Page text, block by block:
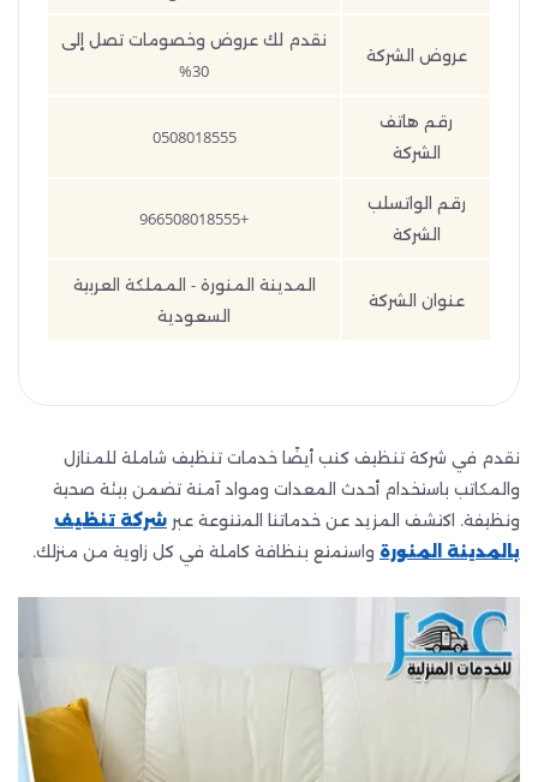
عروض الشركة
نقدم لك عروض وخصومات تصل إلى
30%
رقم هاتف
الشركة
0508018555
رقم الواتسلب
الشركة
+966508018555
عنوان الشركة
المدينة المنورة - المملكة العربية
السعودية
نقدم في شركة تنظيف كنب أيضًا خدمات تنظيف شاملة للمنازل
والمكاتب باستخدام أحدث المعدات ومواد آمنة تضمن بيئة صحية
ونظيفة. اكتشف المزيد عن خدماتنا المتنوعة عبر شركة تنظيف
بالمدينة المنورة واستمتع بنظافة كاملة في كل زاوية من منزلك.